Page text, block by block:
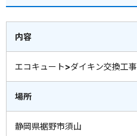
内容
エコキュート>ダイキン交換工事
場所
静岡県裾野市須山